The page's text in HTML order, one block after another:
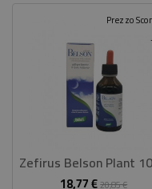
Prezzo
18,77 €Prezzo
20,85 €